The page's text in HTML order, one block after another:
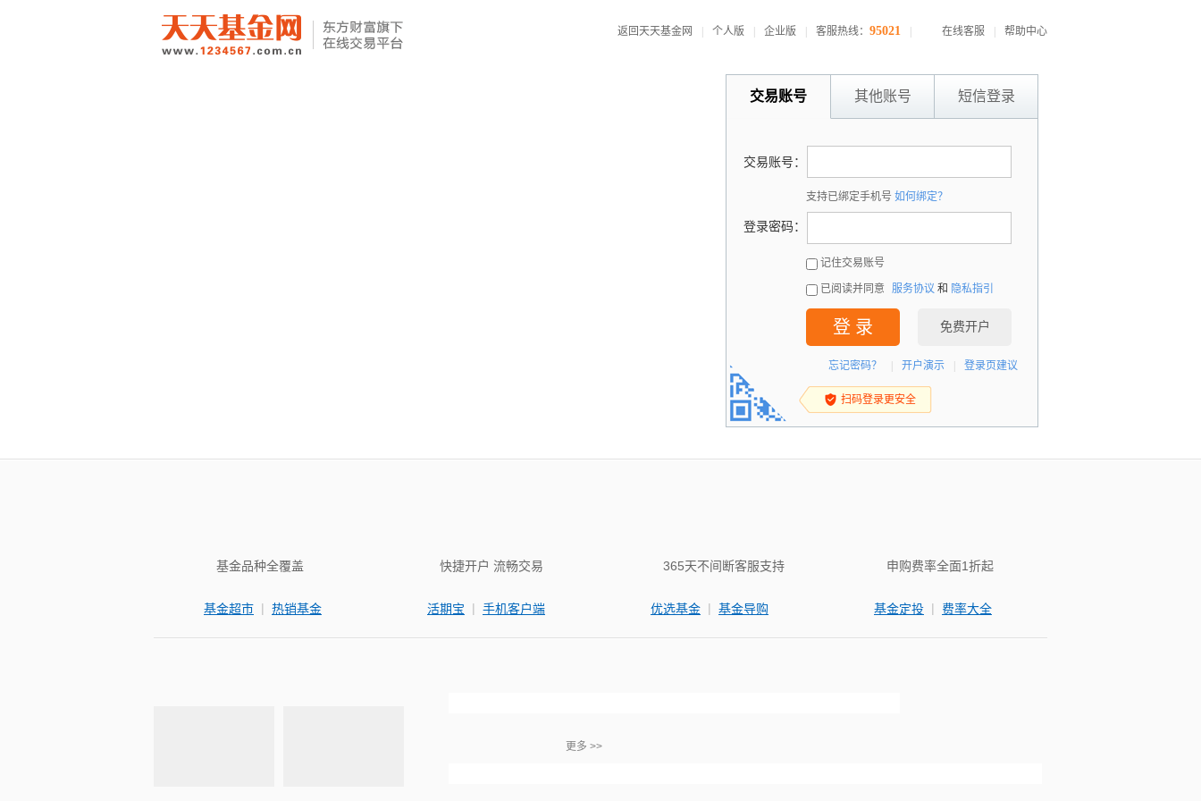
返回天天基金网 个人版 企业版 客服热线： 95021 在线客服 帮助中心
交易账号 其他账号 短信登录
交易账号：
支持已绑定手机号 如何绑定？
登录密码：
记住交易账号
已阅读并同意 服务协议 和 隐私指引
登 录 免费开户
忘记密码？ 开户演示 登录页建议
扫码登录更安全
基金品种全覆盖
基金超市 | 热销基金
快捷开户 流畅交易
活期宝 | 手机客户端
365天不间断客服支持
优选基金 | 基金导购
申购费率全面1折起
基金定投 | 费率大全
更多 >>